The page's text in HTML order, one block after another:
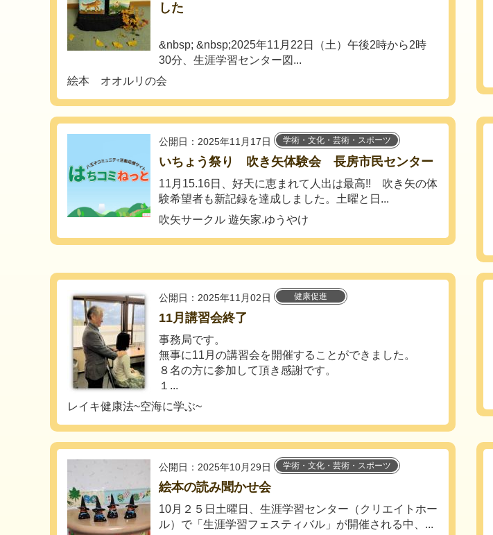
した
&nbsp; &nbsp;2025年11月22日（土）午後2時から2時
30分、生涯学習センター図...
絵本 オオルリの会
公開日：2025年11月17日 学術・文化・芸術・スポーツ
いちょう祭り 吹き矢体験会 長房市民センター
11月15.16日、好天に恵まれて人出は最高!! 吹き矢の体
験希望者も新記録を達成しました。土曜と日...
吹矢サークル 遊矢家.ゆうやけ
公開日：2025年11月02日 健康促進
11月講習会終了
事務局です。
無事に11月の講習会を開催することができました。
８名の方に参加して頂き感謝です。
１...
レイキ健康法~空海に学ぶ~
公開日：2025年10月29日 学術・文化・芸術・スポーツ
絵本の読み聞かせ会
10月２５日土曜日、生涯学習センター（クリエイトホー
ル）で「生涯学習フェスティバル」が開催される中、...